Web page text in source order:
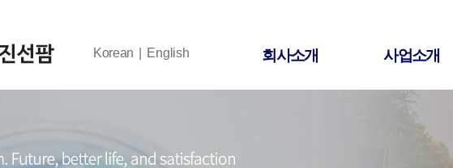
Korean English 회사소개 사업소개